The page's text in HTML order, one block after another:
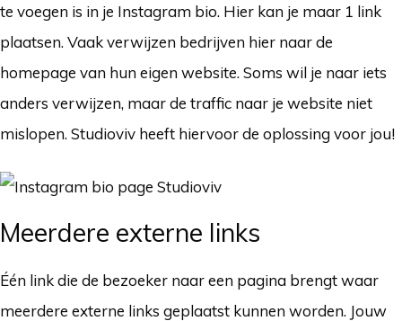
te voegen is in je Instagram bio. Hier kan je maar 1 link
plaatsen. Vaak verwijzen bedrijven hier naar de
homepage van hun eigen website. Soms wil je naar iets
anders verwijzen, maar de traffic naar je website niet
mislopen. Studioviv heeft hiervoor de oplossing voor jou!
Meerdere externe links
Één link die de bezoeker naar een pagina brengt waar
meerdere externe links geplaatst kunnen worden. Jouw